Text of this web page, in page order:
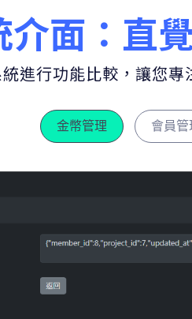
介面：直
進行功能比較，讓您
金幣管理 會員管